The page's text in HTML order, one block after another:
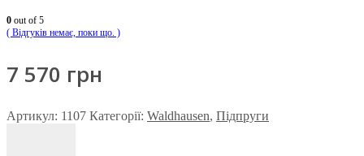
0 out of 5
( Відгуків немає, поки що. )
7 570 грн
Артикул: 1107 Категорії: Waldhausen, Підпруги